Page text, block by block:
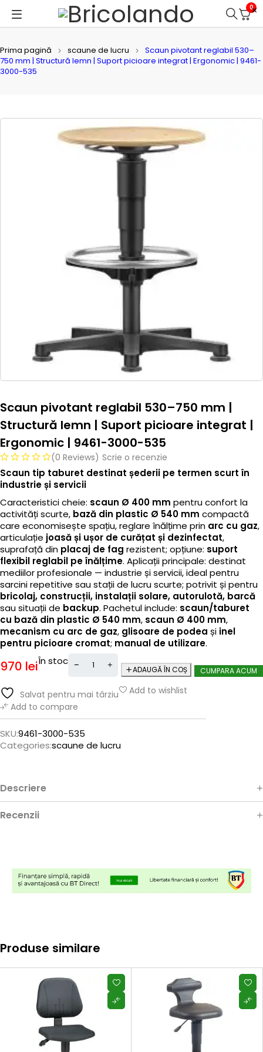
0
Prima pagină scaune de lucru
Scaun pivotant reglabil 530–
750 mm | Structură lemn | Suport picioare integrat | Ergonomic | 9461-
3000-535
Scaun pivotant reglabil 530–750 mm |
Structură lemn | Suport picioare integrat |
Ergonomic | 9461-3000-535
(0 Reviews) Scrie o recenzie
Scaun tip taburet destinat șederii pe termen scurt în
industrie și servicii
Caracteristici cheie: scaun Ø 400 mm pentru confort la
activități scurte, bază din plastic Ø 540 mm compactă
care economisește spațiu, reglare înălțime prin arc cu gaz,
articulație joasă și ușor de curățat și dezinfectat,
suprafață din placaj de fag rezistent; opțiune: suport
flexibil reglabil pe înălțime. Aplicații principale: destinat
mediilor profesionale — industrie și servicii, ideal pentru
sarcini repetitive sau stații de lucru scurte; potrivit și pentru
bricolaj, construcții, instalații solare, autorulotă, barcă
sau situații de backup. Pachetul include: scaun/taburet
cu bază din plastic Ø 540 mm, scaun Ø 400 mm,
mecanism cu arc de gaz, glisoare de podea și inel
pentru picioare cromat; manual de utilizare.
970 leiÎn stoc
ADAUGĂ ÎN COȘ CUMPARA ACUM
Salvat pentru mai târziu
Add to wishlist
Add to compare
SKU:9461-3000-535
Categories:scaune de lucru
Descriere
Recenzii
Produse similare